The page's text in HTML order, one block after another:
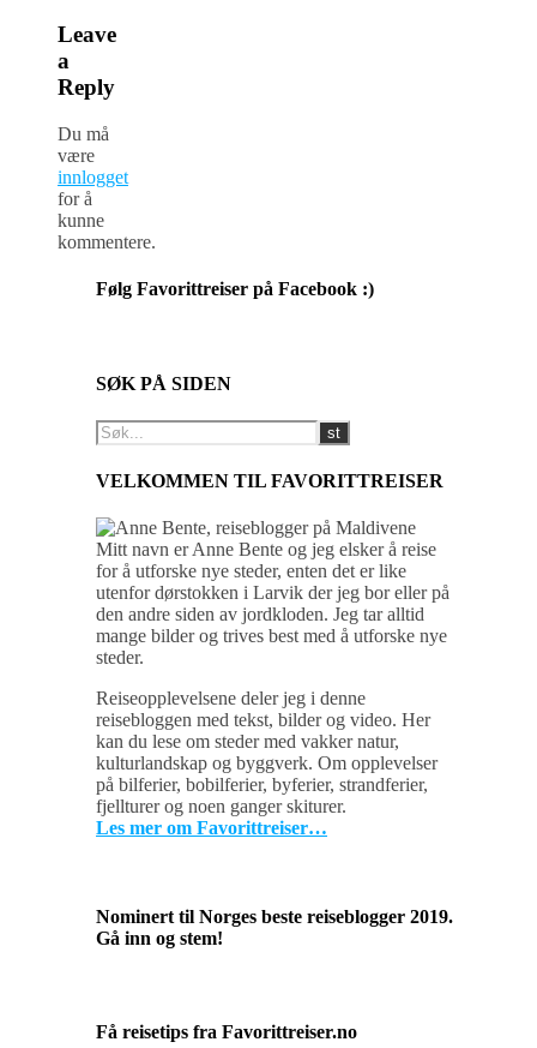
Leave
a
Reply
Du må
være
innlogget
for å
kunne
kommentere.
Følg Favorittreiser på Facebook :)
SØK PÅ SIDEN
VELKOMMEN TIL FAVORITTREISER
Mitt navn er Anne Bente og jeg elsker å reise
for å utforske nye steder, enten det er like
utenfor dørstokken i Larvik der jeg bor eller på
den andre siden av jordkloden. Jeg tar alltid
mange bilder og trives best med å utforske nye
steder.
Reiseopplevelsene deler jeg i denne
reisebloggen med tekst, bilder og video. Her
kan du lese om steder med vakker natur,
kulturlandskap og byggverk. Om opplevelser
på bilferier, bobilferier, byferier, strandferier,
fjellturer og noen ganger skiturer.
Les mer om Favorittreiser…
Nominert til Norges beste reiseblogger 2019.
Gå inn og stem!
Få reisetips fra Favorittreiser.no